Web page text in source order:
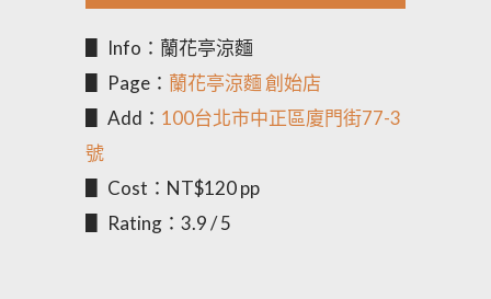
▋ Info：蘭花亭涼麵
▋ Page： 蘭花亭涼麵 創始店
▋ Add： 100台北市中正區廈門街77-3
號
▋ Cost：NT$120 pp
▋ Rating：3.9 / 5